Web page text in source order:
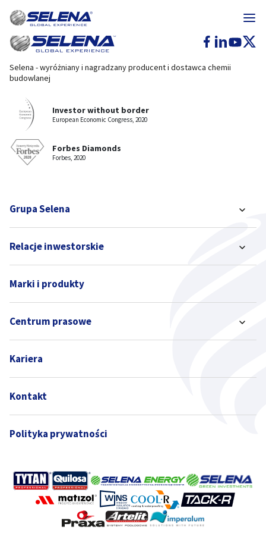
Selena - wyróżniany i nagradzany producent i dostawca chemii
budowlanej
Investor without border
European Economic Congress, 2020
Forbes Diamonds
Forbes, 2020
Grupa Selena
Relacje inwestorskie
Marki i produkty
Centrum prasowe
Kariera
Kontakt
Polityka prywatności